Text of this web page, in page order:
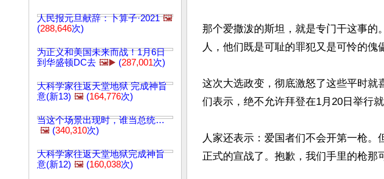
人民报元旦献辞：卜算子·2021 🖼️
(288,646次)
为正义和美国未来而战！1月6日
到华盛顿DC去 🖼️▶️ (287,001次)
大科学家往返天堂地狱 完成神旨
意(新13) 🖼️ (164,776次)
当这个场景出现时，谁当总统…
🖼️ (340,310次)
大科学家往返天堂地狱完成神旨
意(新12) 🖼️ (160,038次)
那个爱撒泼的斯坦，就是专门干这事的
人，他们既是可耻的罪犯又是可怜的傀
这次大选政变，彻底激怒了这些平时
们表示，绝不允许拜登在1月20日举行
人家还表示：爱国者们不会开第一枪